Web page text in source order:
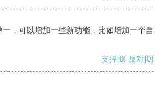
，可以增加一些新功能，比如增加一个自
支持[0] 反对[0]